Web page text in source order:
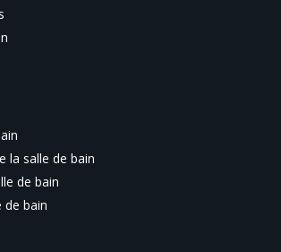
la salle de bain
de bain
de bain